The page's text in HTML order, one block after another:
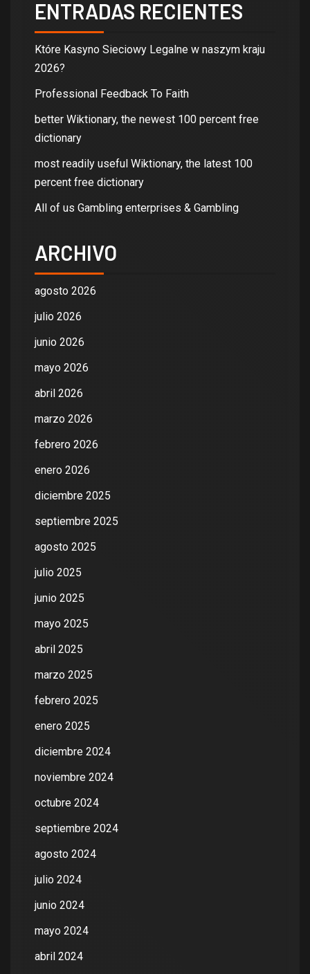
ENTRADAS RECIENTES
Które Kasyno Sieciowy Legalne w naszym kraju
2026?
Professional Feedback To Faith
better Wiktionary, the newest 100 percent free
dictionary
most readily useful Wiktionary, the latest 100
percent free dictionary
All of us Gambling enterprises & Gambling
ARCHIVO
agosto 2026
julio 2026
junio 2026
mayo 2026
abril 2026
marzo 2026
febrero 2026
enero 2026
diciembre 2025
septiembre 2025
agosto 2025
julio 2025
junio 2025
mayo 2025
abril 2025
marzo 2025
febrero 2025
enero 2025
diciembre 2024
noviembre 2024
octubre 2024
septiembre 2024
agosto 2024
julio 2024
junio 2024
mayo 2024
abril 2024